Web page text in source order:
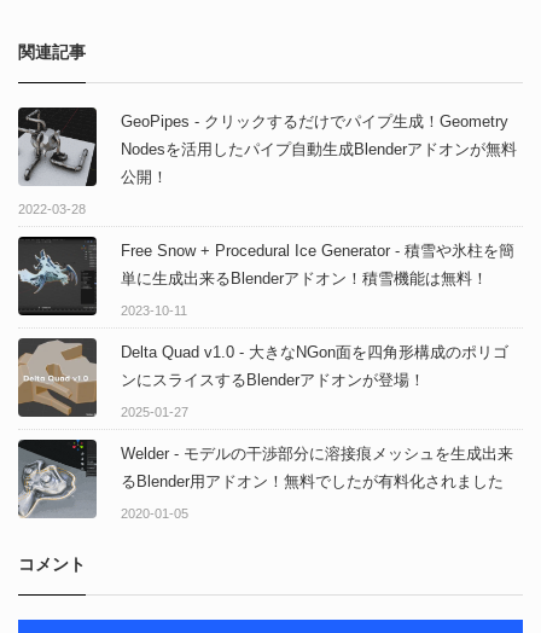
関連記事
GeoPipes - クリックするだけでパイプ生成！Geometry
Nodesを活用したパイプ自動生成Blenderアドオンが無料
公開！
2022-03-28
Free Snow + Procedural Ice Generator - 積雪や氷柱を簡
単に生成出来るBlenderアドオン！積雪機能は無料！
2023-10-11
Delta Quad v1.0 - 大きなNGon面を四角形構成のポリゴ
ンにスライスするBlenderアドオンが登場！
2025-01-27
Welder - モデルの干渉部分に溶接痕メッシュを生成出来
るBlender用アドオン！無料でしたが有料化されました
2020-01-05
コメント